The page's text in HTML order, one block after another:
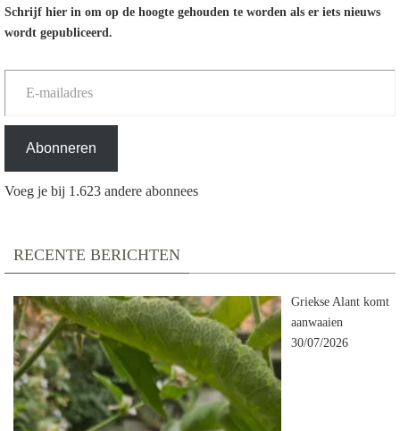
Schrijf hier in om op de hoogte gehouden te worden als er iets nieuws
wordt gepubliceerd.
E-mailadres
Abonneren
Voeg je bij 1.623 andere abonnees
RECENTE BERICHTEN
Griekse Alant komt
aanwaaien
30/07/2026